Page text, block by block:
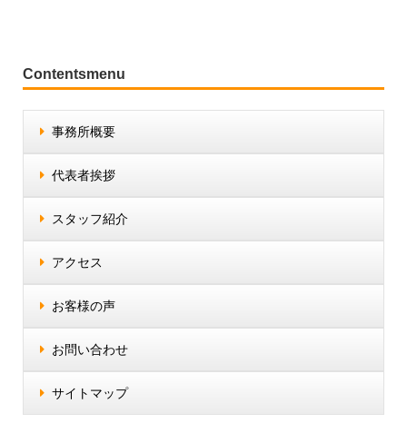
児仁井 厚夫 様
2022.03.03
株式会社松浦石油 代表取締役 松浦
GW休業のお知らせ
Contentsmenu
事務所概要
代表者挨拶
スタッフ紹介
アクセス
お客様の声
お問い合わせ
サイトマップ